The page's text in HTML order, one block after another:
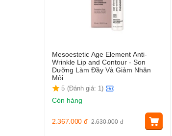
Mesoestetic Age Element Anti-
Wrinkle Lip and Contour - Son
Dưỡng Làm Đầy Và Giảm Nhăn
Môi
5 (Đánh giá: 1)
Còn hàng
2.630.000 đ
2.367.000 đ